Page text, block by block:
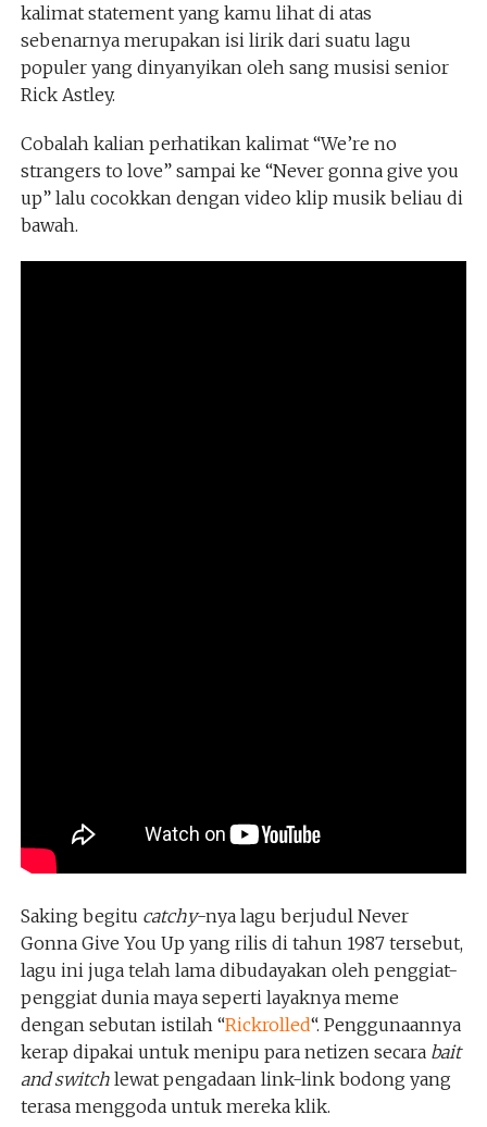
kalimat statement yang kamu lihat di atas
sebenarnya merupakan isi lirik dari suatu lagu
populer yang dinyanyikan oleh sang musisi senior
Rick Astley.
Cobalah kalian perhatikan kalimat “We’re no
strangers to love” sampai ke “Never gonna give you
up” lalu cocokkan dengan video klip musik beliau di
bawah.
Saking begitu catchy-nya lagu berjudul Never
Gonna Give You Up yang rilis di tahun 1987 tersebut,
lagu ini juga telah lama dibudayakan oleh penggiat-
penggiat dunia maya seperti layaknya meme
dengan sebutan istilah “Rickrolled“. Penggunaannya
kerap dipakai untuk menipu para netizen secara bait
and switchlewat pengadaan link-link bodong yang
terasa menggoda untuk mereka klik.